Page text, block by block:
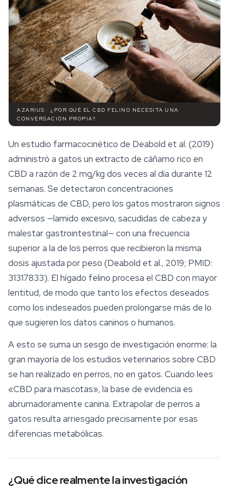
AZARIUS · ¿POR QUÉ EL CBD FELINO NECESITA UNA
CONVERSACIÓN PROPIA?
Un estudio farmacocinético de Deabold et al. (2019)
administró a gatos un extracto de cáñamo rico en
CBD a razón de 2 mg/kg dos veces al día durante 12
semanas. Se detectaron concentraciones
plasmáticas de CBD, pero los gatos mostraron signos
adversos —lamido excesivo, sacudidas de cabeza y
malestar gastrointestinal— con una frecuencia
superior a la de los perros que recibieron la misma
dosis ajustada por peso (Deabold et al., 2019; PMID:
31317833). El hígado felino procesa el CBD con mayor
lentitud, de modo que tanto los efectos deseados
como los indeseados pueden prolongarse más de lo
que sugieren los datos caninos o humanos.
A esto se suma un sesgo de investigación enorme: la
gran mayoría de los estudios veterinarios sobre CBD
se han realizado en perros, no en gatos. Cuando lees
«CBD para mascotas», la base de evidencia es
abrumadoramente canina. Extrapolar de perros a
gatos resulta arriesgado precisamente por esas
diferencias metabólicas.
¿Qué dice realmente la investigación